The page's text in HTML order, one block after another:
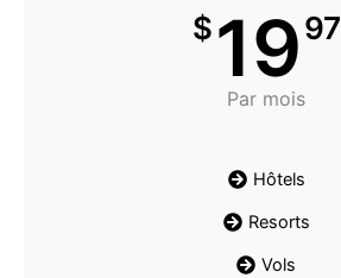
$1997
Par mois
Hôtels
Resorts
Vols